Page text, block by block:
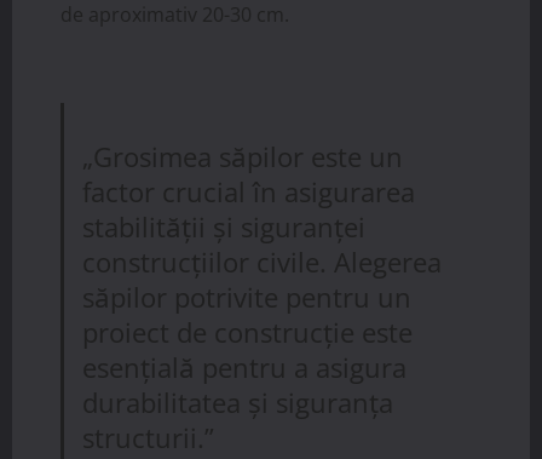
de aproximativ 20-30 cm.
„Grosimea săpilor este un
factor crucial în asigurarea
stabilității și siguranței
construcțiilor civile. Alegerea
săpilor potrivite pentru un
proiect de construcție este
esențială pentru a asigura
durabilitatea și siguranța
structurii.”